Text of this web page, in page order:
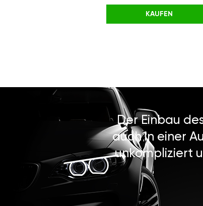
KAUFEN
Der Einbau
auch in einer
unkompliziert